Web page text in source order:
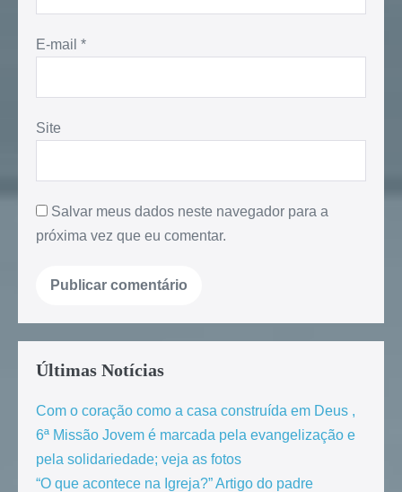
E-mail *
Site
Salvar meus dados neste navegador para a
próxima vez que eu comentar.
Últimas Notícias
Com o coração como a casa construída em Deus ,
6ª Missão Jovem é marcada pela evangelização e
pela solidariedade; veja as fotos
“O que acontece na Igreja?” Artigo do padre